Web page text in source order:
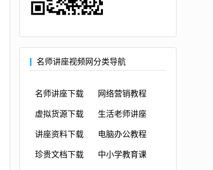
名师讲座视频网分类导航
名师讲座下载 网络营销教程
虚拟货源下载 生活老师讲座
讲座资料下载 电脑办公教程
珍贵文档下载 中小学教育课